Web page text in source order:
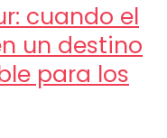
cuando el
un destino
para los